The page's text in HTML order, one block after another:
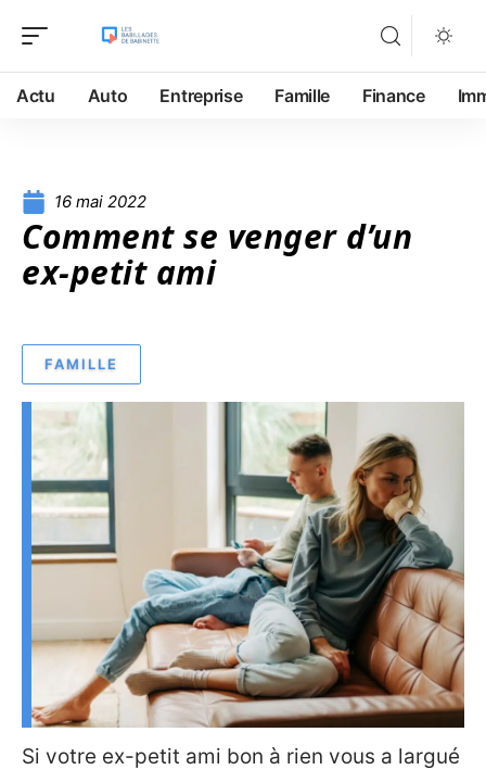
Actu Auto Entreprise Famille Finance
16 mai 2022
Comment se venger d’un
ex-petit ami
FAMILLE
Si votre ex-petit ami bon à rien vous a largué